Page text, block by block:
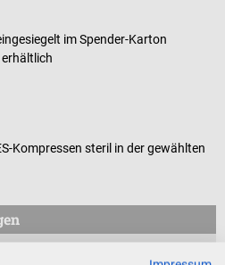
im Spender-Karton
Kompressen steril in der gewählten